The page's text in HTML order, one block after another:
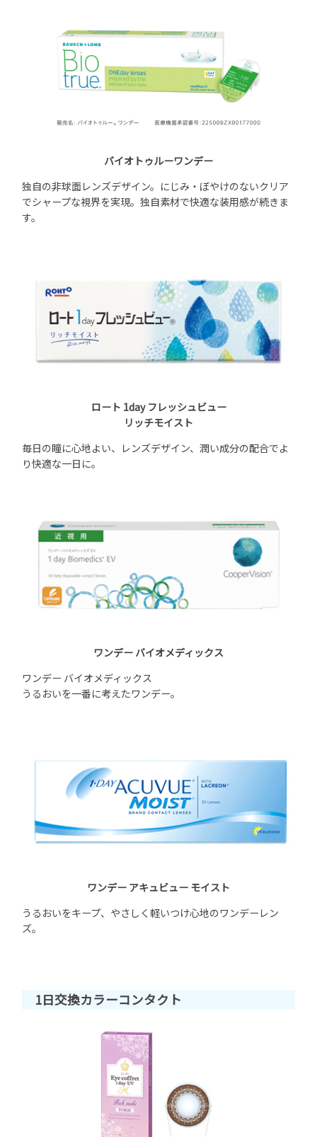
バイオトゥルーワンデー
独自の非球面レンズデザイン。にじみ・ぼやけのないクリア
でシャープな視界を実現。独自素材で快適な装用感が続きま
す。
ロート 1day フレッシュビュー
リッチモイスト
毎日の瞳に心地よい、レンズデザイン、潤い成分の配合でよ
り快適な一日に。
ワンデー バイオメディックス
ワンデー バイオメディックス
うるおいを一番に考えたワンデー。
ワンデー アキュビュー モイスト
うるおいをキープ、やさしく軽いつけ心地のワンデーレン
ズ。
1日交換カラーコンタクト